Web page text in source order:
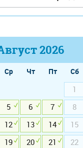
2026
Ср Чт Пт Сб
1
5 6 7 8
12 13 14 15
19 20 21 22